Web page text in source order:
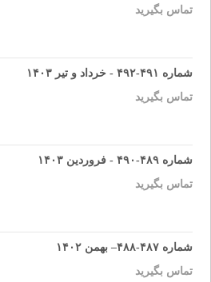
تماس بگیرید
شماره ۴۹۱-۴۹۲ - خرداد و تیر ۱۴۰۳
تماس بگیرید
شماره ۴۸۹-۴۹۰ - فروردین ۱۴۰۳
تماس بگیرید
شماره ۴۸۷-۴۸۸– بهمن ۱۴۰۲
تماس بگیرید